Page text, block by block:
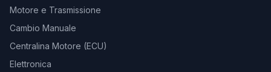
Motore e Trasmissione
Cambio Manuale
Centralina Motore (ECU)
Elettronica